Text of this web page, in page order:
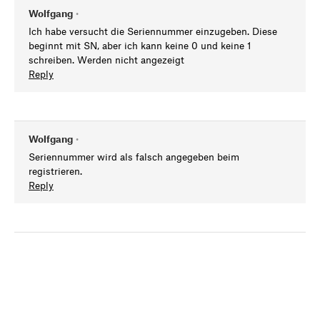
Wolfgang •
Ich habe versucht die Seriennummer einzugeben. Diese
beginnt mit SN, aber ich kann keine 0 und keine 1
schreiben. Werden nicht angezeigt
Reply
Wolfgang •
Seriennummer wird als falsch angegeben beim
registrieren.
Reply